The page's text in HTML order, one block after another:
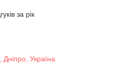
за рік
Дніпро, Україна